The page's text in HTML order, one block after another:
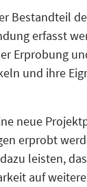
Bestandteil
erfasst
Erprobung
und ihre
neue
erprobt
leisten,
auf